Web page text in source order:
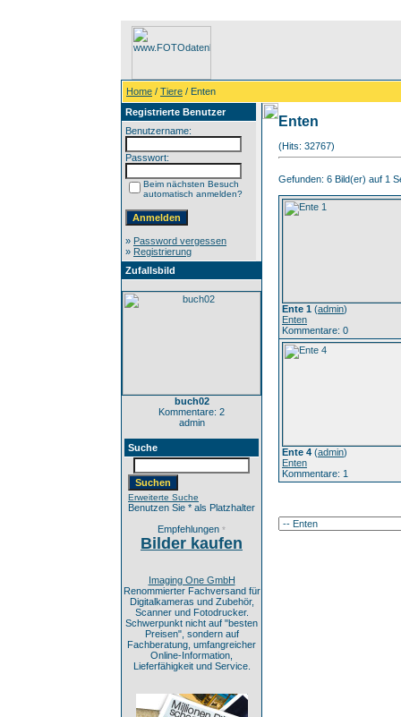
Home / Tiere / Enten
Registrierte Benutzer
Benutzername:
Passwort:
Beim nächsten Besuch
automatisch anmelden?
» Password vergessen
» Registrierung
Zufallsbild
buch02
Kommentare: 2
admin
Suche
Erweiterte Suche
Benutzen Sie * als Platzhalter
Empfehlungen *
Bilder kaufen
Imaging One GmbH
Renommierter Fachversand für
Digitalkameras und Zubehör,
Scanner und Fotodrucker.
Schwerpunkt nicht auf "besten
Preisen", sondern auf
Fachberatung, umfangreicher
Online-Information,
Lieferfähigkeit und Service.
Enten
(Hits: 32767)
Gefunden: 6 Bild(er) auf 1
Ente 1 (admin)
Enten
Kommentare: 0
Ente 4 (admin)
Enten
Kommentare: 1